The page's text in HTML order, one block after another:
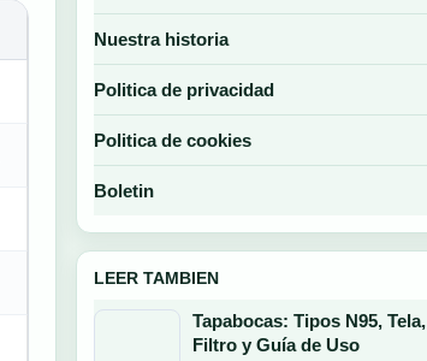
Nuestra historia
Politica de privacidad
Politica de cookies
Boletin
LEER TAMBIEN
Tapabocas: Tipos N95, Tela,
Filtro y Guía de Uso